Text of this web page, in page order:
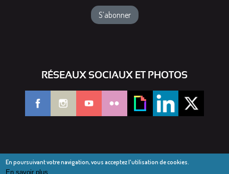
RÉSEAUX SOCIAUX ET PHOTOS
En poursuivant votre navigation, vous acceptez l'utilisation de cookies.
En savoir plus